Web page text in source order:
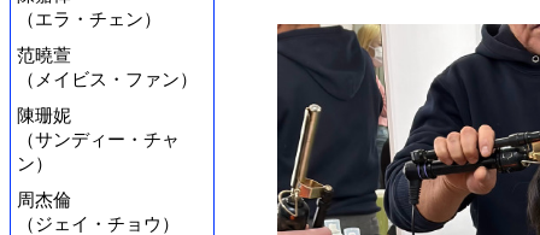
（エラ・チェン）
范曉萱
（メイビス・ファン）
陳珊妮
（サンディー・チャ
ン）
周杰倫
（ジェイ・チョウ）